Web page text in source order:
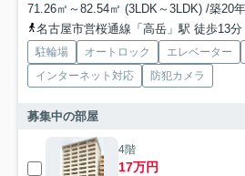
71.26㎡～82.54㎡ (3LDK～3LDK) /築20
名古屋市営桜通線「高岳」駅 徒歩13分
駐輪場 オートロック エレベーター
インターネット対応
防犯カメラ
募集中の部屋
4階
17万円